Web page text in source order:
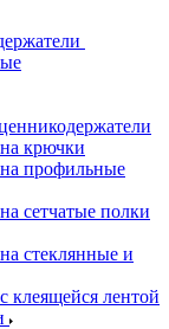
крючки
профильные
сетчатые полки
стеклянные и
клеящейся лентой